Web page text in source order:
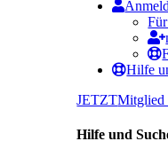
Hilfe
JETZTMitglied
Hilfe und